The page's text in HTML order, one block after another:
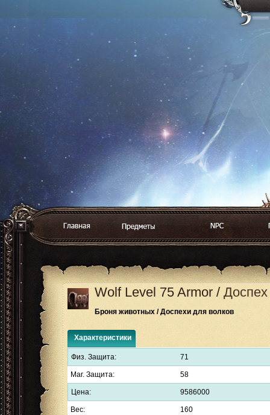
Wolf Level 75 Armor /
Броня животных / Доспехи для волков
Характеристики
Физ. Защита: 71
Маг. Защита: 58
Цена: 9586000
Вес: 160